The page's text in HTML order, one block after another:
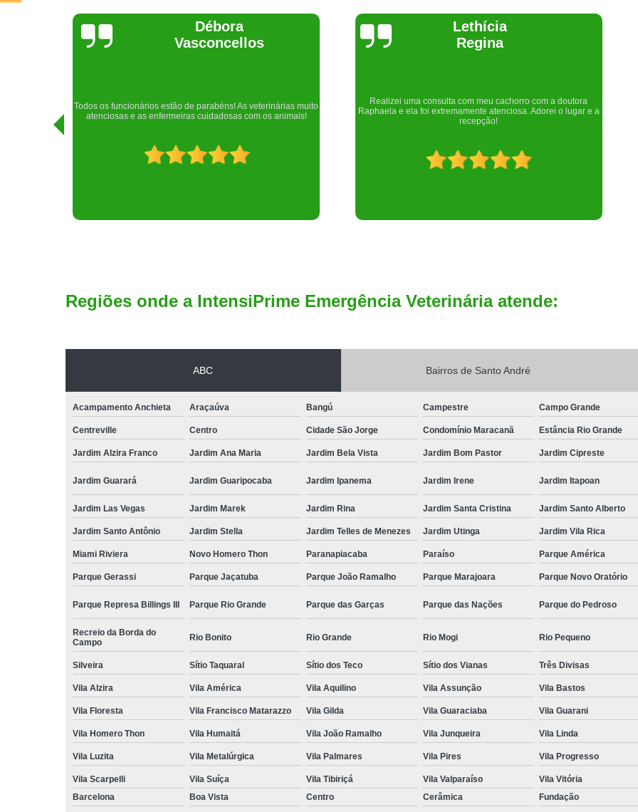
Lethícia
Regina
Realizei uma consulta com meu cachorro com a doutora
Raphaela e ela foi extremamente atenciosa. Adorei o lugar e a
recepção!
Joelma Lilian
Um lugar maravilhoso. Sempre serei grata pelo que fizeram por
nós!
Regiões onde a IntensiPrime Emergência Veterinária atende:
ABC Bairros de Santo André
Acampamento Anchieta Araçaúva Bangú Campestre Campo Grande
Centreville Centro Cidade São Jorge Condomínio Maracanã Estância Rio Grande
Jardim Alzira Franco Jardim Ana Maria Jardim Bela Vista Jardim Bom Pastor Jardim Cipreste
Jardim Guarará Jardim Guaripocaba Jardim Ipanema Jardim Irene Jardim Itapoan
Jardim Las Vegas Jardim Marek Jardim Rina Jardim Santa Cristina Jardim Santo Alberto
Jardim Santo Antônio Jardim Stella Jardim Telles de Menezes Jardim Utinga Jardim Vila Rica
Miami Riviera Novo Homero Thon Paranapiacaba Paraíso Parque América
Parque Gerassi Parque Jaçatuba Parque João Ramalho Parque Marajoara Parque Novo Oratório
Parque Represa Billings III Parque Rio Grande Parque das Garças Parque das Nações Parque do Pedroso
Recreio da Borda do
Campo
Rio Bonito Rio Grande Rio Mogi Rio Pequeno
Silveira Sítio Taquaral Sítio dos Teco Sítio dos Vianas Três Divisas
Vila Alzira Vila América Vila Aquilino Vila Assunção Vila Bastos
Vila Floresta Vila Francisco Matarazzo Vila Gilda Vila Guaraciaba Vila Guarani
Vila Homero Thon Vila Humaitá Vila João Ramalho Vila Junqueira Vila Linda
Vila Luzita Vila Metalúrgica Vila Palmares Vila Pires Vila Progresso
Vila Scarpelli Vila Suíça Vila Tibiriçá Vila Valparaíso Vila Vitória
Barcelona
Boa Vista Centro Cerâmica Fundação